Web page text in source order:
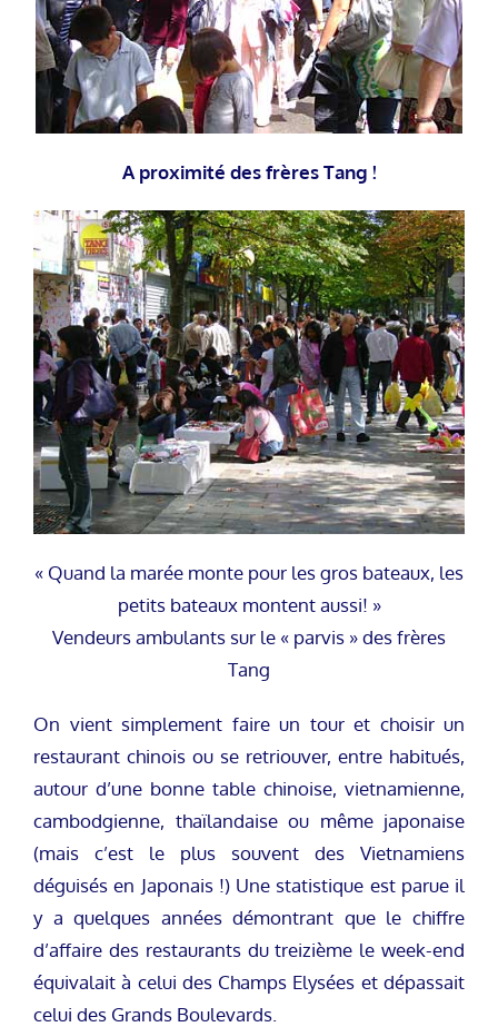
A proximité des frères Tang !
« Quand la marée monte pour les gros bateaux, les
petits bateaux montent aussi! »
Vendeurs ambulants sur le « parvis » des frères
Tang
On vient simplement faire un tour et choisir un
restaurant chinois ou se retriouver, entre habitués,
autour d’une bonne table chinoise, vietnamienne,
cambodgienne, thaïlandaise ou même japonaise
(mais c’est le plus souvent des Vietnamiens
déguisés en Japonais !) Une statistique est parue il
y a quelques années démontrant que le chiffre
d’affaire des restaurants du treizième le week-end
équivalait à celui des Champs Elysées et dépassait
celui des Grands Boulevards.